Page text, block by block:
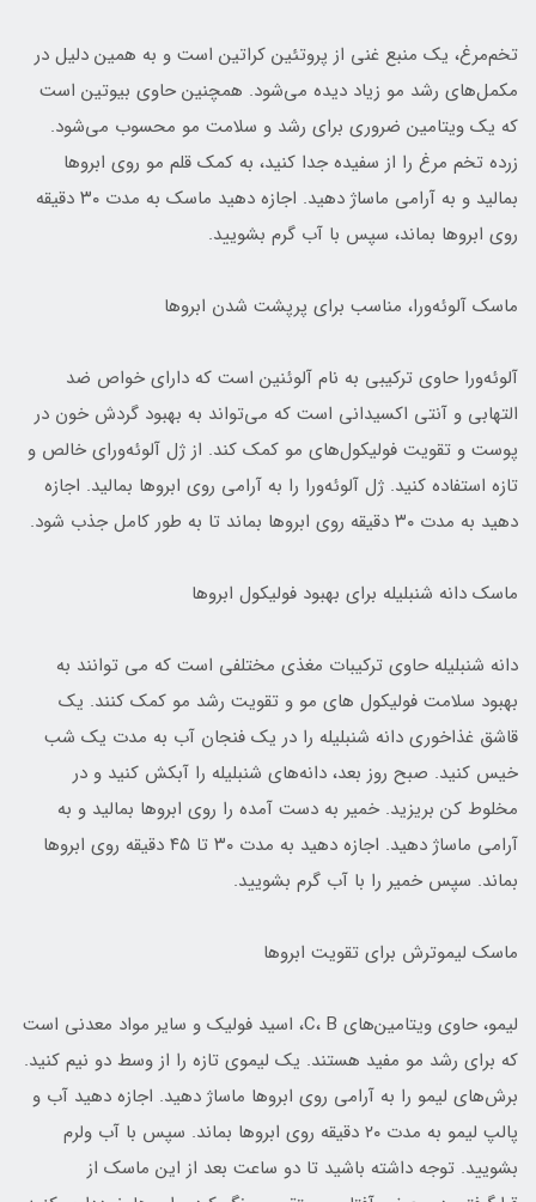
تخم‌مرغ، یک منبع غنی از پروتئین کراتین است و به همین دلیل در
مکمل‌های رشد مو زیاد دیده می‌شود. همچنین حاوی بیوتین است
که یک ویتامین ضروری برای رشد و سلامت مو محسوب می‌شود.
زرده تخم مرغ را از سفیده جدا کنید، به کمک قلم مو روی ابروها
بمالید و به آرامی ماساژ‌ دهید. اجازه دهید ماسک به مدت ۳۰ دقیقه
روی ابروها بماند، سپس با آب گرم بشویید.
ماسک آلوئه‌ورا، مناسب برای پرپشت شدن ابروها
آلوئه‌ورا حاوی ترکیبی به نام آلوئنین است که دارای خواص ضد
التهابی و آنتی اکسیدانی است که می‌تواند به بهبود گردش خون در
پوست و تقویت فولیکول‌های مو کمک کند. از ژل آلوئه‌ورای خالص و
تازه استفاده کنید. ژل آلوئه‌ورا را به آرامی روی ابروها بمالید. اجازه
دهید به مدت ۳۰ دقیقه روی ابروها بماند تا به طور کامل جذب شود.
ماسک دانه شنبلیله برای بهبود فولیکول ابروها
دانه شنبلیله حاوی ترکیبات مغذی مختلفی است که می توانند به
بهبود سلامت فولیکول های مو و تقویت رشد مو کمک کنند. یک
قاشق غذاخوری دانه شنبلیله را در یک فنجان آب به مدت یک شب
خیس کنید. صبح روز بعد، دانه‌های شنبلیله را آبکش کنید و در
مخلوط کن بریزید. خمیر به دست آمده را روی ابروها بمالید و به
آرامی ماساژ دهید. اجازه دهید به مدت ۳۰ تا ۴۵ دقیقه روی ابروها
بماند. سپس خمیر را با آب گرم بشویید.
ماسک لیموترش برای تقویت ابروها
لیمو، حاوی ویتامین‌های C، B، اسید فولیک و سایر مواد معدنی است
که برای رشد مو مفید هستند. یک لیموی تازه را از وسط دو نیم کنید.
برش‌های لیمو را به آرامی روی ابروها ماساژ دهید. اجازه دهید آب و
پالپ لیمو به مدت ۲۰ دقیقه روی ابروها بماند. سپس با آب ولرم
بشویید. توجه داشته باشید تا دو ساعت بعد از این ماسک از